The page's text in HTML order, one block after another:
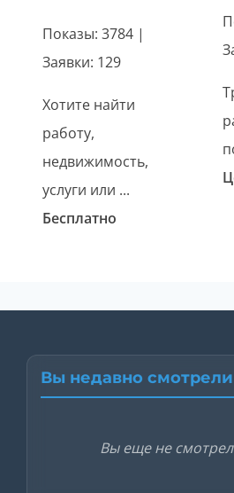
Показы: 3784 |
Заявки: 129
Хотите найти
работу,
недвижимость,
услуги или ...
Бесплатно
Вы недавно смотрели
Вы еще не